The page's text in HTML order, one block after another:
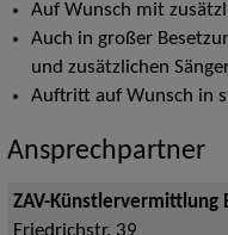
Auf Wunsch mit
Auch in großer
und zusätzlichen
Auftritt auf Wunsch in
Ansprechpartner
ZAV-Künstlervermittlung